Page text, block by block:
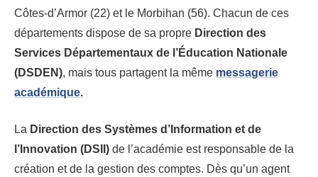
Côtes-d’Armor (22) et le Morbihan (56). Chacun de ces
départements dispose de sa propre Direction des
Services Départementaux de l’Éducation Nationale
(DSDEN), mais tous partagent la même messagerie
académique.
La Direction des Systèmes d’Information et de
l’Innovation (DSII) de l’académie est responsable de la
création et de la gestion des comptes. Dès qu’un agent